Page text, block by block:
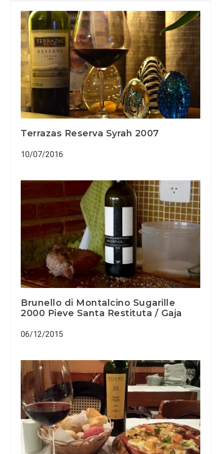
Terrazas Reserva Syrah 2007
10/07/2016
Brunello di Montalcino Sugarille
2000 Pieve Santa Restituta / Gaja
06/12/2015